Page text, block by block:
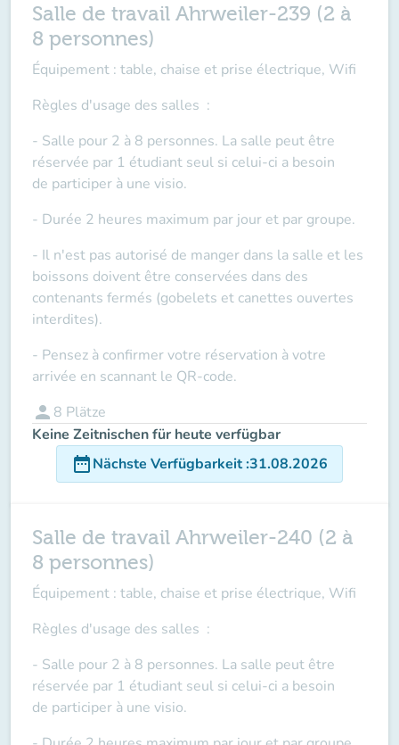
Salle de travail Ahrweiler-239 (2 à
8 personnes)
Équipement : table, chaise et prise électrique, Wifi
Règles d'usage des salles :
- Salle pour 2 à 8 personnes. La salle peut être
réservée par 1 étudiant seul si celui-ci a besoin
de participer à une visio.
- Durée 2 heures maximum par jour et par groupe.
- Il n'est pas autorisé de manger dans la salle et les
boissons doivent être conservées dans des
contenants fermés (gobelets et canettes ouvertes
interdites).
- Pensez à confirmer votre réservation à votre
arrivée en scannant le QR-code.
person 8 Plätze
Keine Zeitnischen für heute verfügbar
date_rangeNächste Verfügbarkeit:31.08.2026
Salle de travail Ahrweiler-240 (2 à
8 personnes)
Équipement : table, chaise et prise électrique, Wifi
Règles d'usage des salles :
- Salle pour 2 à 8 personnes. La salle peut être
réservée par 1 étudiant seul si celui-ci a besoin
de participer à une visio.